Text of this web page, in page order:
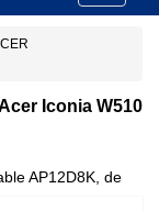
Iconia W510
AP12D8K, de